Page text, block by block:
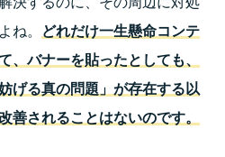
ね。
どれだけ一生懸命コンテ
、バナーを貼ったとしても、
げる真の問題」が存在する以
善されることはないのです。